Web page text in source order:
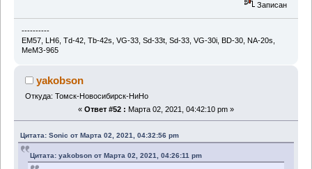
Записан
----------
EM57, LH6, Td-42, Тb-42s, VG-33, Sd-33t, Sd-33, VG-30i, BD-30, NA-20s,
МеМЗ-965
yakobson
Откуда: Томск-Новосибирск-НиНо
« Ответ #52 : Марта 02, 2021, 04:42:10 pm »
Цитата: Sonic от Марта 02, 2021, 04:32:56 pm
Цитата: yakobson от Марта 02, 2021, 04:26:11 pm